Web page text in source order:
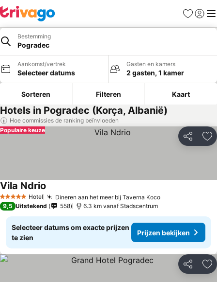
Favorieten
Bestemming
Pogradec
Aankomst/vertrek
Selecteer datums
Gasten en kamers
2 gasten, 1 kamer
Sorteren Filteren Kaart
Hotels in Pogradec (Korça, Albanië)
Hoe commissies de ranking beïnvloeden
Delen
Populaire keuze
5 Sterren Hotel Dineren aan het meer bij Taverna Koco
Vila Ndrio
9,5 Uitstekend 558 6.3 km vanaf Stadscentrum
Selecteer datums om exacte prijzen
te zien
Prijzen bekijken
Delen